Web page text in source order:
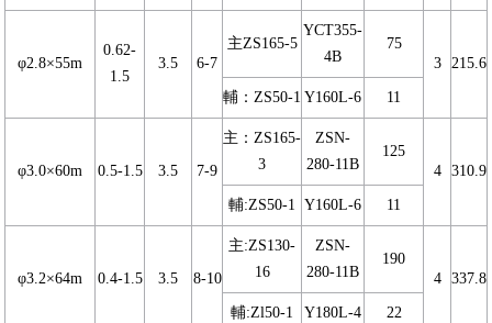
φ2.8×55m
0.62-
1.5
3.5 6-7
主ZS165-5
YCT355-
4B
75
3
215.6
輔：ZS50-1 Y160L-6 11
φ3.0×60m 0.5-1.5 3.5 7-9
主：ZS165-
3
ZSN-
280-11B
125
4
310.9
輔:ZS50-1 Y160L-6 11
φ3.2×64m 0.4-1.5 3.5 8-10
主:ZS130-
16
ZSN-
280-11B
190
4
337.8
輔:Zl50-1 Y180L-4 22